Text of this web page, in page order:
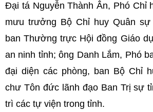
Đại tá Nguyễn Thành Ân, Phó Chỉ
mưu trưởng Bộ Chỉ huy Quân
ban Thường trực Hội đồng Giáo
an ninh tỉnh; ông Danh Lắm, Phó
đại diện các phòng, ban Bộ Chỉ
chư Tôn đức lãnh đạo Ban Trị sự
trì các tự viện trong tỉnh.